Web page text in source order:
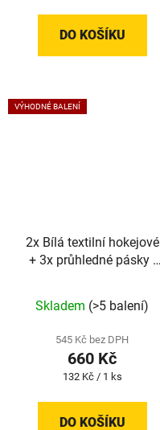
DO KOŠÍKU
VÝHODNÉ BALENÍ
2x Bílá textilní hokejové
+ 3x průhledné pásky -
Skladem (>5 balení)
545 Kč bez DPH
660 Kč
Měrná
132 Kč / 1 ks
DO KOŠÍKU